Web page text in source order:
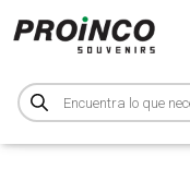
B
ú
s
u